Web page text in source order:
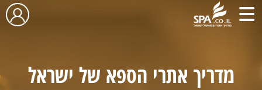
מדריך אתרי הספא של ישראל